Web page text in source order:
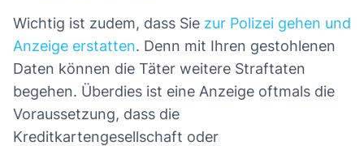
Wichtig ist zudem, dass Sie zur Polizei gehen und
Anzeige erstatten. Denn mit Ihren gestohlenen
Daten können die Täter weitere Straftaten
begehen. Überdies ist eine Anzeige oftmals die
Voraussetzung, dass die
Kreditkartengesellschaft oder